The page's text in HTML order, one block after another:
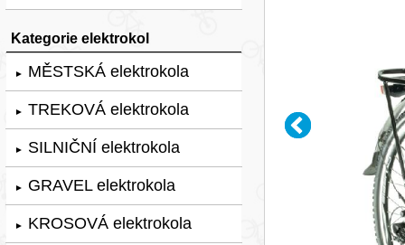
Kategorie elektrokol
► MĚSTSKÁ elektrokola
► TREKOVÁ elektrokola
► SILNIČNÍ elektrokola
► GRAVEL elektrokola
► KROSOVÁ elektrokola